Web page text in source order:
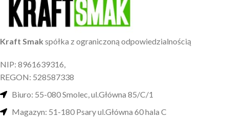
Kraft Smak spółka z ograniczoną odpowiedzialnością
NIP: 8961639316,
REGON: 528587338
Biuro: 55-080 Smolec, ul.Główna 85/C/1
Magazyn: 51-180 Psary ul.Główna 60 hala C